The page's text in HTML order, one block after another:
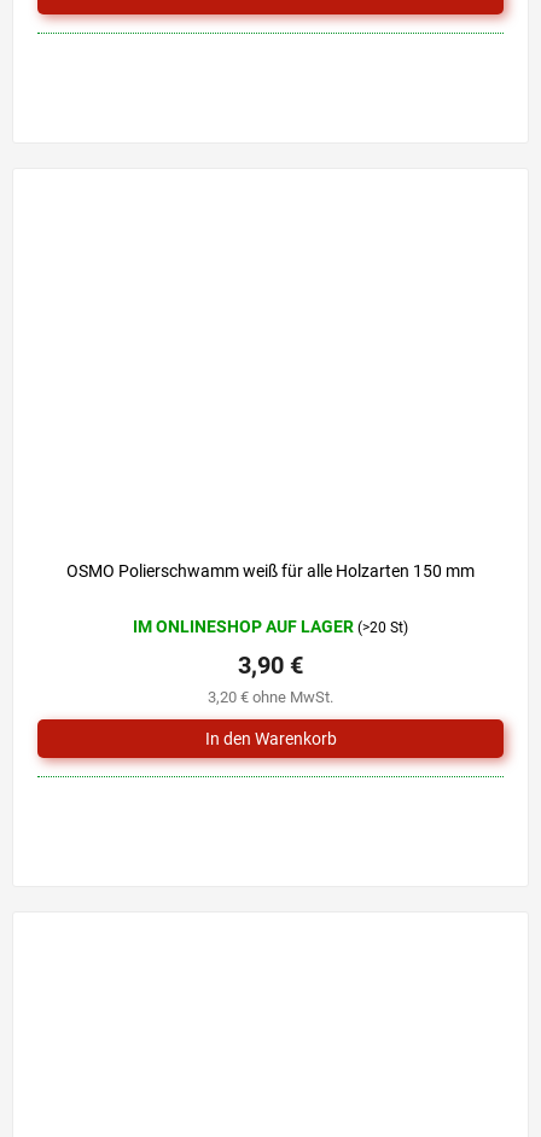
OSMO Polierschwamm weiß für alle Holzarten 150 mm
IM ONLINESHOP AUF LAGER (>20 St)
3,20 € ohne MwSt.
3,90 €